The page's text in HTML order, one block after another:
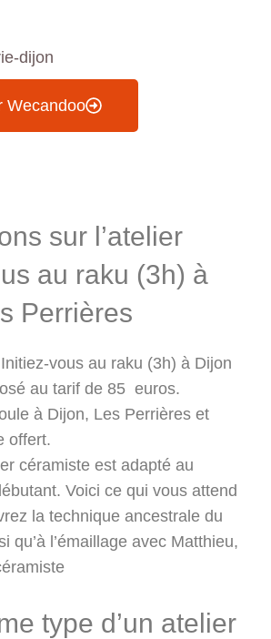
dijon
Wecandoo
sur l’atelier
au raku (3h) à
Perrières
Initiez-vous au raku (3h) à Dijon
au tarif de 85 euros.
à Dijon, Les Perrières et
offert.
céramiste est adapté au
Voici ce qui vous attend
la technique ancestrale du
qu’à l’émaillage avec Matthieu,
type d’un atelier